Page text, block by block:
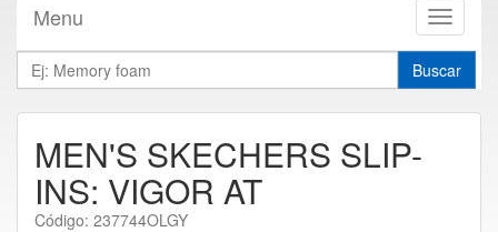
Toggle
Menu
Buscar
MEN'S SKECHERS SLIP-
INS: VIGOR AT
Código: 237744OLGY